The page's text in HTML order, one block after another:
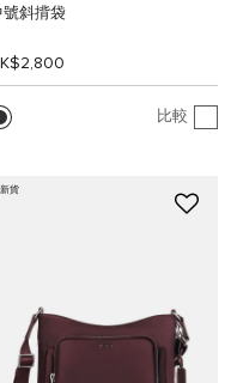
號斜揹袋
比較
新貨